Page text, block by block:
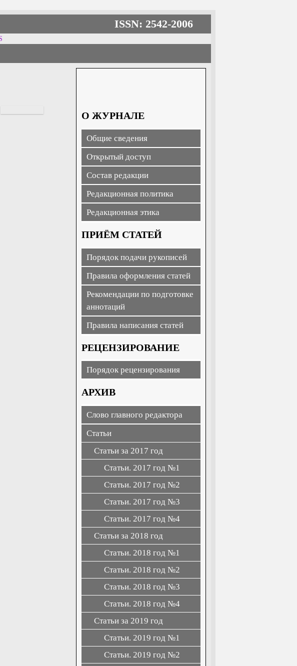
ISSN: 2542-2006
О ЖУРНАЛЕ
Общие сведения
Открытый доступ
Состав редакции
Редакционная политика
Редакционная этика
ПРИЁМ СТАТЕЙ
Порядок подачи рукописей
Правила оформления статей
Рекомендации по подготовке
аннотаций
Правила написания статей
РЕЦЕНЗИРОВАНИЕ
Порядок рецензирования
АРХИВ
Слово главного редактора
Статьи
Статьи за 2017 год
Статьи. 2017 год №1
Статьи. 2017 год №2
Статьи. 2017 год №3
Статьи. 2017 год №4
Статьи за 2018 год
Статьи. 2018 год №1
Статьи. 2018 год №2
Статьи. 2018 год №3
Статьи. 2018 год №4
Статьи за 2019 год
Статьи. 2019 год №1
Статьи. 2019 год №2